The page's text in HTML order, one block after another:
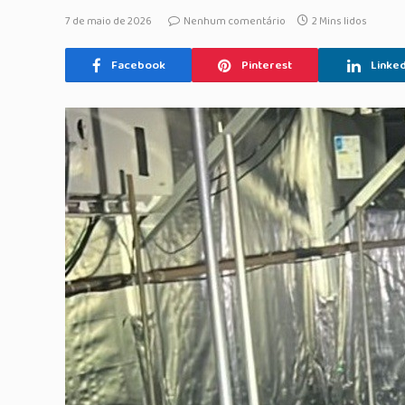
7 de maio de 2026 Nenhum comentário 2 Mins lidos
Facebook Pinterest